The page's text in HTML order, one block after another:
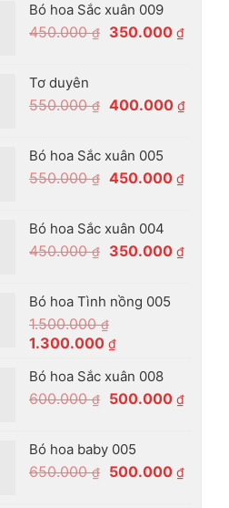
420.000 ₫.
Bó hoa Sắc xuân 009
450.000₫
Giá
350.000 ₫Giá
Tơ duyên
550.000₫ Giá
550.000 ₫.
400.000 ₫Giá
Bó hoa Sắc xuân 005
550.000₫ Giá
550.000 ₫.
450.000 ₫Giá
Bó hoa Sắc xuân 004
450.000₫
Giá
450.000 ₫.
350.000 ₫Giá
Bó hoa Tình nồng 005
1.500.000₫
Giá
là:
1.500.000 ₫.
1.300.000 ₫Giá
tại
là:
Bó hoa Sắc xuân 008
600.000₫
Giá
600.000 ₫.
500.000 ₫Giá
Bó hoa baby 005
650.000₫
Giá
500.000 ₫Giá